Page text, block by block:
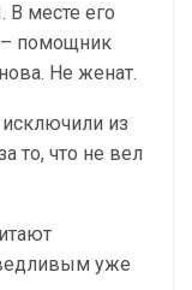
месте его
– помощник
Не женат.
из
то, что не вел
уже